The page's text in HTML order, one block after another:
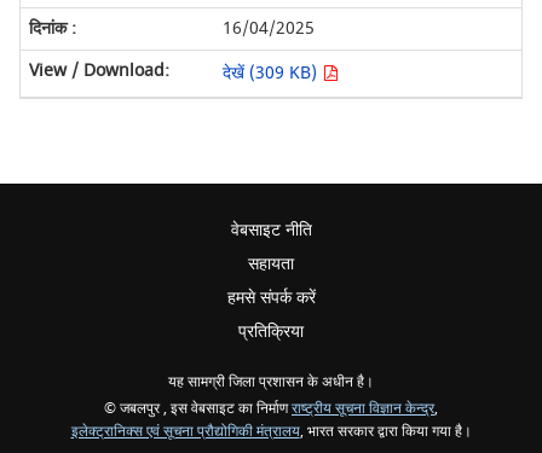
16/04/2025
देखें (309 KB)
वेबसाइट नीति
सहायता
हमसे संपर्क करें
प्रतिक्रिया
यह सामग्री जिला प्रशासन के अधीन है।
© जबलपुर , इस वेबसाइट का निर्माणराष्ट्रीय सूचना विज्ञान केन्द्र,
इलेक्ट्रानिक्स एवं सूचना प्रौद्योगिकी मंत्रालय, भारत सरकार द्वारा किया गया है।